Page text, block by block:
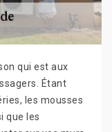
qui est aux
Étant
les mousses
que les